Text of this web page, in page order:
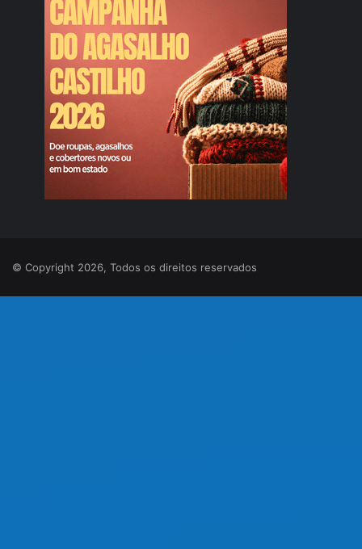
© Copyright 2026, Todos os direitos reservados